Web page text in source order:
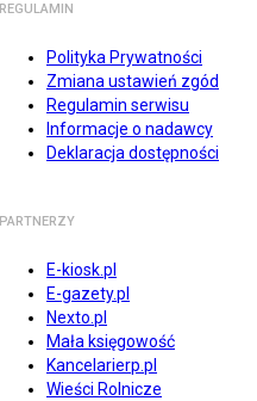
REGULAMIN
Polityka Prywatności
Zmiana ustawień zgód
Regulamin serwisu
Informacje o nadawcy
Deklaracja dostępności
PARTNERZY
E-kiosk.pl
E-gazety.pl
Nexto.pl
Mała księgowość
Kancelarierp.pl
Wieści Rolnicze